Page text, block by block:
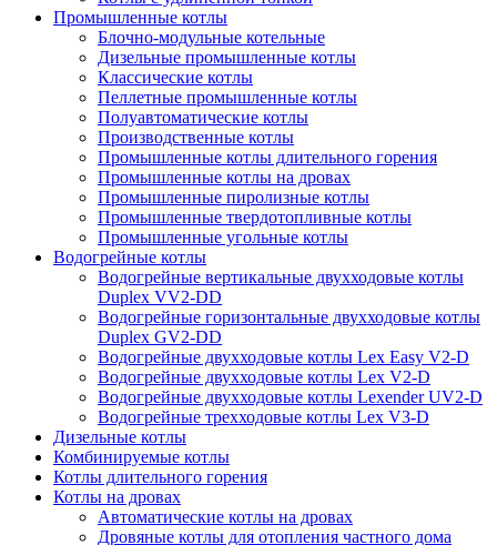
Промышленные котлы
Блочно-модульные котельные
Дизельные промышленные котлы
Классические котлы
Пеллетные промышленные котлы
Полуавтоматические котлы
Производственные котлы
Промышленные котлы длительного горения
Промышленные котлы на дровах
Промышленные пиролизные котлы
Промышленные твердотопливные котлы
Промышленные угольные котлы
Водогрейные котлы
Водогрейные вертикальные двухходовые котлы
Duplex VV2-DD
Водогрейные горизонтальные двухходовые котлы
Duplex GV2-DD
Водогрейные двухходовые котлы Lex Easy V2-D
Водогрейные двухходовые котлы Lex V2-D
Водогрейные двухходовые котлы Lexender UV2-D
Водогрейные трехходовые котлы Lex V3-D
Дизельные котлы
Комбинируемые котлы
Котлы длительного горения
Котлы на дровах
Автоматические котлы на дровах
Дровяные котлы для отопления частного дома